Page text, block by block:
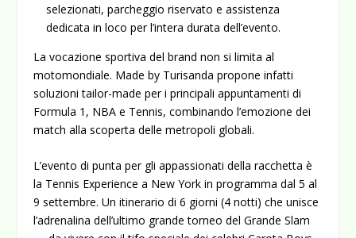
selezionati, parcheggio riservato e assistenza
dedicata in loco per l’intera durata dell’evento.
La vocazione sportiva del brand non si limita al
motomondiale. Made by Turisanda propone infatti
soluzionitailor-made per i principali appuntamenti di
Formula 1, NBA e Tennis, combinando l’emozione dei
match alla scoperta delle metropoli globali.
L’evento di punta per gli appassionati della racchetta è
la Tennis Experience a New York in programma dal 5 al
9 settembre. Un itinerario di 6 giorni (4 notti) che unisce
l’adrenalina dell’ultimo grande torneo del Grande Slam